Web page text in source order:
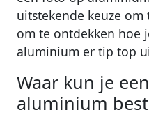
uitstekende keuze om
om te ontdekken hoe
aluminium er tip top
Waar kun je
aluminium